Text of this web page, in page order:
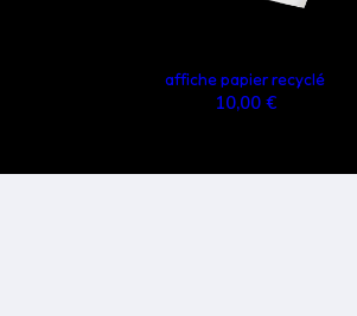
affiche papier recyclé
10,00 €